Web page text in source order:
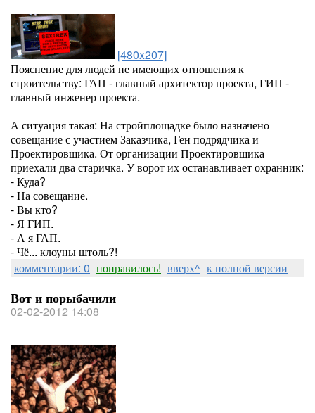
[480x207]
Пояснение для людей не имеющих отношения к
строительству: ГАП - главный архитектор проекта, ГИП -
главный инженер проекта.
А ситуация такая: На стройплощадке было назначено
совещание с участием Заказчика, Ген подрядчика и
Проектировщика. От организации Проектировщика
приехали два старичка. У ворот их останавливает охранник:
- Куда?
- На совещание.
- Вы кто?
- Я ГИП.
- А я ГАП.
- Чё... клоуны штоль?!
комментарии: 0 понравилось! вверх^ к полной версии
Вот и порыбачили
02-02-2012 14:08